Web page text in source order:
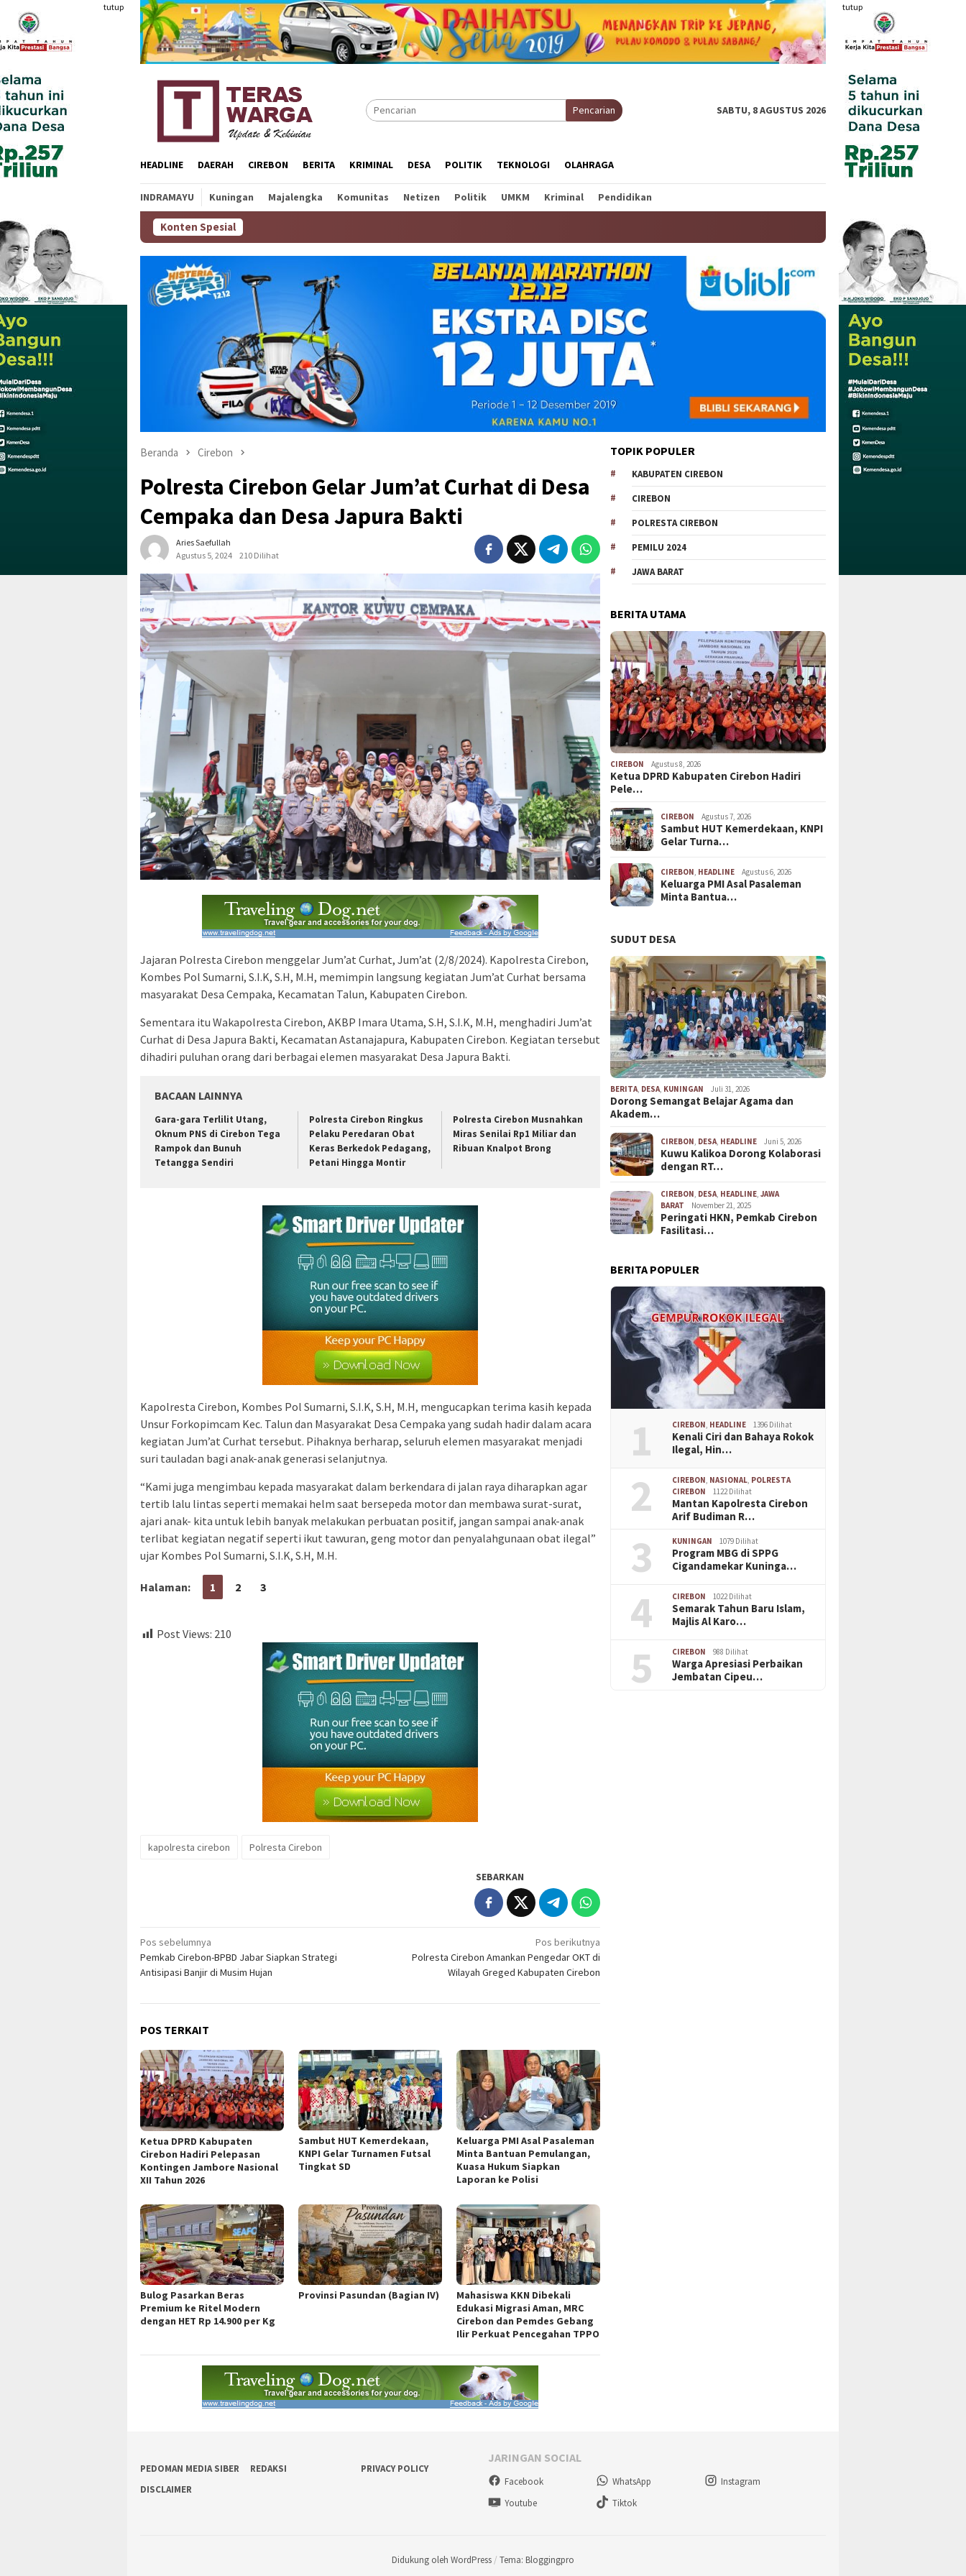
Loncat
konten
tutup tutup
Pencarian SABTU, 8 AGUSTUS 2026
HEADLINE DAERAH CIREBON BERITA KRIMINAL DESA POLITIK TEKNOLOGI OLAHRAGA
INDRAMAYU Kuningan Majalengka Komunitas Netizen Politik UMKM Kriminal Pendidikan
Konten Spesial
Beranda Cirebon
Polresta Cirebon Gelar Jum’at Curhat di Desa
Cempaka dan Desa Japura Bakti
Aries Saefullah
Agustus 5, 2024
210 Dilihat
Jajaran Polresta Cirebon menggelar Jum’at Curhat, Jum’at (2/8/2024). Kapolresta Cirebon,
Kombes Pol Sumarni, S.I.K, S.H, M.H, memimpin langsung kegiatan Jum’at Curhat bersama
masyarakat Desa Cempaka, Kecamatan Talun, Kabupaten Cirebon.
Sementara itu Wakapolresta Cirebon, AKBP Imara Utama, S.H, S.I.K, M.H, menghadiri Jum’at
Curhat di Desa Japura Bakti, Kecamatan Astanajapura, Kabupaten Cirebon. Kegiatan tersebut
dihadiri puluhan orang dari berbagai elemen masyarakat Desa Japura Bakti.
BACAAN LAINNYA
Gara-gara Terlilit Utang,
Oknum PNS di Cirebon Tega
Rampok dan Bunuh
Tetangga Sendiri
Polresta Cirebon Ringkus
Pelaku Peredaran Obat
Keras Berkedok Pedagang,
Petani Hingga Montir
Polresta Cirebon Musnahkan
Miras Senilai Rp1 Miliar dan
Ribuan Knalpot Brong
Kapolresta Cirebon, Kombes Pol Sumarni, S.I.K, S.H, M.H, mengucapkan terima kasih kepada
Unsur Forkopimcam Kec. Talun dan Masyarakat Desa Cempaka yang sudah hadir dalam acara
kegiatan Jum’at Curhat tersebut. Pihaknya berharap, seluruh elemen masyarakat menjadi
suri tauladan bagi anak-anak generasi selanjutnya.
“Kami juga mengimbau kepada masyarakat dalam berkendara di jalan raya diharapkan agar
tertib lalu lintas seperti memakai helm saat bersepeda motor dan membawa surat-surat,
ajari anak- kita untuk lebih banyak melakukan perbuatan positif, jangan sampai anak-anak
terlibat kegiatan negatif seperti ikut tawuran, geng motor dan penyalahgunaan obat ilegal”
ujar Kombes Pol Sumarni, S.I.K, S.H, M.H.
Halaman: 1 2 3
Post Views: 210
kapolresta cirebon Polresta Cirebon
SEBARKAN
Navigasi
pos
Pos sebelumnya
Pemkab Cirebon-BPBD Jabar Siapkan Strategi
Antisipasi Banjir di Musim Hujan
Pos berikutnya
Polresta Cirebon Amankan Pengedar OKT di
Wilayah Greged Kabupaten Cirebon
POS TERKAIT
Ketua DPRD Kabupaten
Cirebon Hadiri Pelepasan
Kontingen Jambore Nasional
XII Tahun 2026
Sambut HUT Kemerdekaan,
KNPI Gelar Turnamen Futsal
Tingkat SD
Keluarga PMI Asal Pasaleman
Minta Bantuan Pemulangan,
Kuasa Hukum Siapkan
Laporan ke Polisi
Bulog Pasarkan Beras
Premium ke Ritel Modern
dengan HET Rp 14.900 per Kg
Provinsi Pasundan (Bagian IV)
Mahasiswa KKN Dibekali
Edukasi Migrasi Aman, MRC
Cirebon dan Pemdes Gebang
Ilir Perkuat Pencegahan TPPO
TOPIK POPULER
KABUPATEN CIREBON
CIREBON
POLRESTA CIREBON
PEMILU 2024
JAWA BARAT
BERITA UTAMA
CIREBON Agustus 8, 2026
Ketua DPRD Kabupaten Cirebon Hadiri
Pele…
CIREBON Agustus 7, 2026
Sambut HUT Kemerdekaan, KNPI
Gelar Turna…
CIREBON, HEADLINE Agustus 6, 2026
Keluarga PMI Asal Pasaleman
Minta Bantua…
SUDUT DESA
BERITA, DESA, KUNINGAN Juli 31, 2026
Dorong Semangat Belajar Agama dan
Akadem…
CIREBON, DESA, HEADLINE Juni 5, 2026
Kuwu Kalikoa Dorong Kolaborasi
dengan RT…
CIREBON, DESA, HEADLINE,JAWA
BARAT
November 21, 2025
Peringati HKN, Pemkab Cirebon
Fasilitasi…
BERITA POPULER
1 CIREBON HEADLINE 1396 Dilihat
Kenali Ciri dan Bahaya Rokok
Ilegal, Hin…
2 CIREBON NASIONAL POLRESTA
CIREBON
1122 Dilihat
Mantan Kapolresta Cirebon
Arif Budiman R…
3 KUNINGAN 1079 Dilihat
Program MBG di SPPG
Cigandamekar Kuninga…
4 CIREBON 1022 Dilihat
Semarak Tahun Baru Islam,
Majlis Al Karo…
5 CIREBON 988 Dilihat
Warga Apresiasi Perbaikan
Jembatan Cipeu…
PEDOMAN MEDIA SIBER REDAKSI
PRIVACY POLICY
DISCLAIMER
JARINGAN SOCIAL
Facebook WhatsApp
Instagram
Youtube
Tiktok
Didukung oleh WordPress / Tema: Bloggingpro